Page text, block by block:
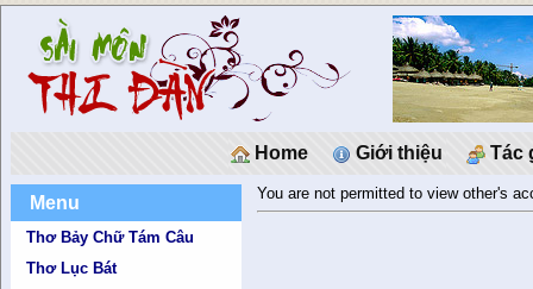
Home Giới thiệu Tác
Menu
Thơ Bảy Chữ Tám Câu
Thơ Lục Bát
You are not permitted to view other's